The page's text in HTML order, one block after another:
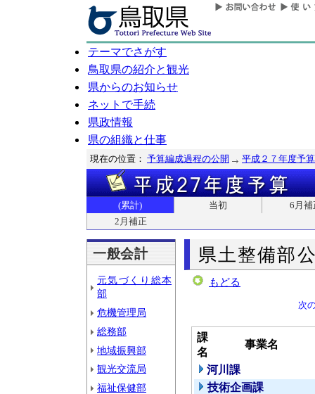
テーマでさがす
鳥取県の紹介と観光
県からのお知らせ
ネットで手続
県政情報
県の組織と仕事
現在の位置： 予算編成過程の公開 平成２７年度予算
(累計) 当初
6月補
2月補正
一般会計
元気づくり総本
部
危機管理局
総務部
地域振興部
観光交流局
福祉保健部
県土整備部
もどる
次
課
名
事業名
河川課
技術企画課